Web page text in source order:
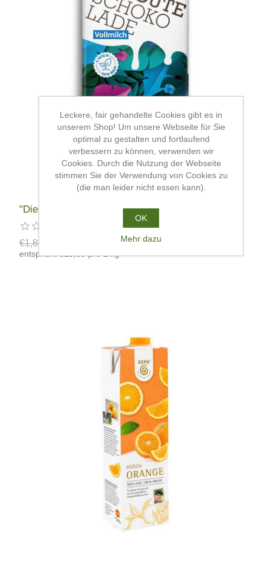
"Die gute Schokolade"
€1,89
entspricht €15,00 pro 1 kg
Leckere, fair gehandelte Cookies gibt es in
unserem Shop! Um unsere Webseite für Sie
optimal zu gestalten und fortlaufend
verbessern zu können, verwenden wir
Cookies. Durch die Nutzung der Webseite
stimmen Sie der Verwendung von Cookies zu
(die man leider nicht essen kann).
OK
Mehr dazu